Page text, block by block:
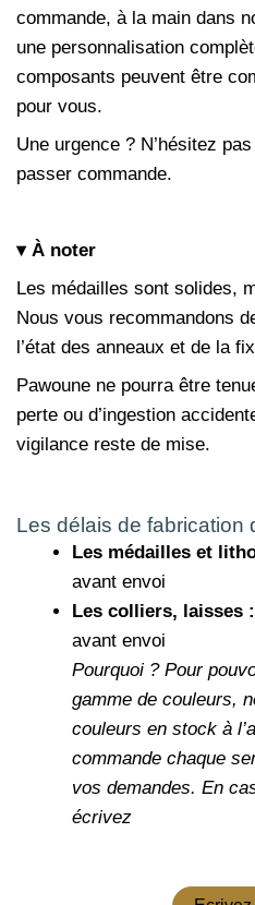
commande, à la main dans
une personnalisation
composants peuvent être
pour vous.
Une urgence ? N’hésitez
passer commande.
▾ À noter
Les médailles sont solides,
Nous vous recommandons
l’état des anneaux et de la
Pawoune ne pourra être
perte ou d’ingestion
vigilance reste de mise.
Les délais de fabrication
Les médailles et
avant envoi
Les colliers, laisses :
avant envoi
Pourquoi ? Pour
gamme de couleurs,
couleurs en stock à
commande chaque
vos demandes. En
écrivez